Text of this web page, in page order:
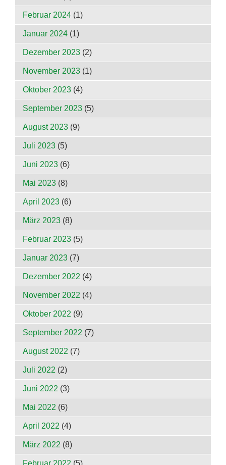
Februar 2024 (1)
Januar 2024 (1)
Dezember 2023 (2)
November 2023 (1)
Oktober 2023 (4)
September 2023 (5)
August 2023 (9)
Juli 2023 (5)
Juni 2023 (6)
Mai 2023 (8)
April 2023 (6)
März 2023 (8)
Februar 2023 (5)
Januar 2023 (7)
Dezember 2022 (4)
November 2022 (4)
Oktober 2022 (9)
September 2022 (7)
August 2022 (7)
Juli 2022 (2)
Juni 2022 (3)
Mai 2022 (6)
April 2022 (4)
März 2022 (8)
Februar 2022 (5)